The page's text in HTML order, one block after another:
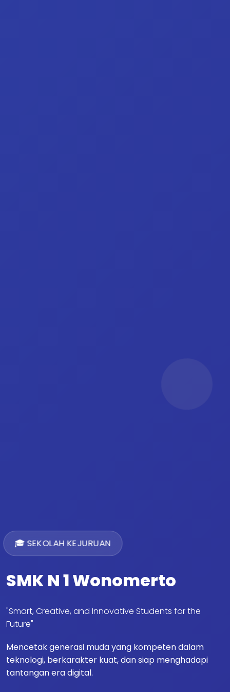
🎓 SEKOLAH KEJURUAN
SMK N 1 Wonomerto
"Smart, Creative, and Innovative Students for the
Future"
Mencetak generasi muda yang kompeten dalam
teknologi, berkarakter kuat, dan siap menghadapi
tantangan era digital.